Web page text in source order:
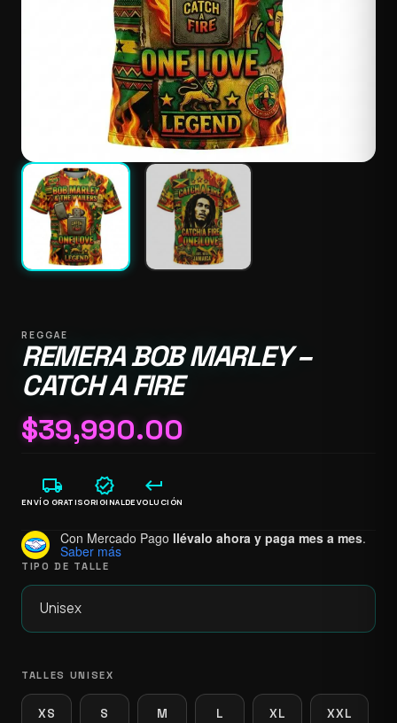
REGGAE
REMERA BOB MARLEY –
CATCH A FIRE
$39,990.00
local_shipping
ENVÍO GRATIS
verified
ORIGINAL
keyboard_return
DEVOLUCIÓN
Con Mercado Pago llévalo ahora y paga mes a mes.
Saber más
TIPO DE TALLE
TALLES UNISEX
XS S M L XL XXL